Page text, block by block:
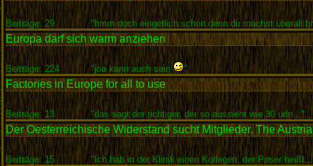
Beiträge: 29 "hmm doch eingetlich schon denn du machst überall
Europa darf sich warm anziehen
Beiträge: 224 "joa kann auch sein "
Factories in Europe for all to use
Beiträge: 13 "das sagt der richtiger, der so aussieht wie 30 udn..."
Der Oesterreichische Widerstand sucht Mitglieder. The
Beiträge: 15 "Ich hab in der Klinik einen Kollegen, der Poser